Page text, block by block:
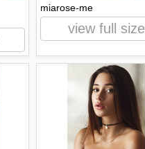
miarose-me
view full size